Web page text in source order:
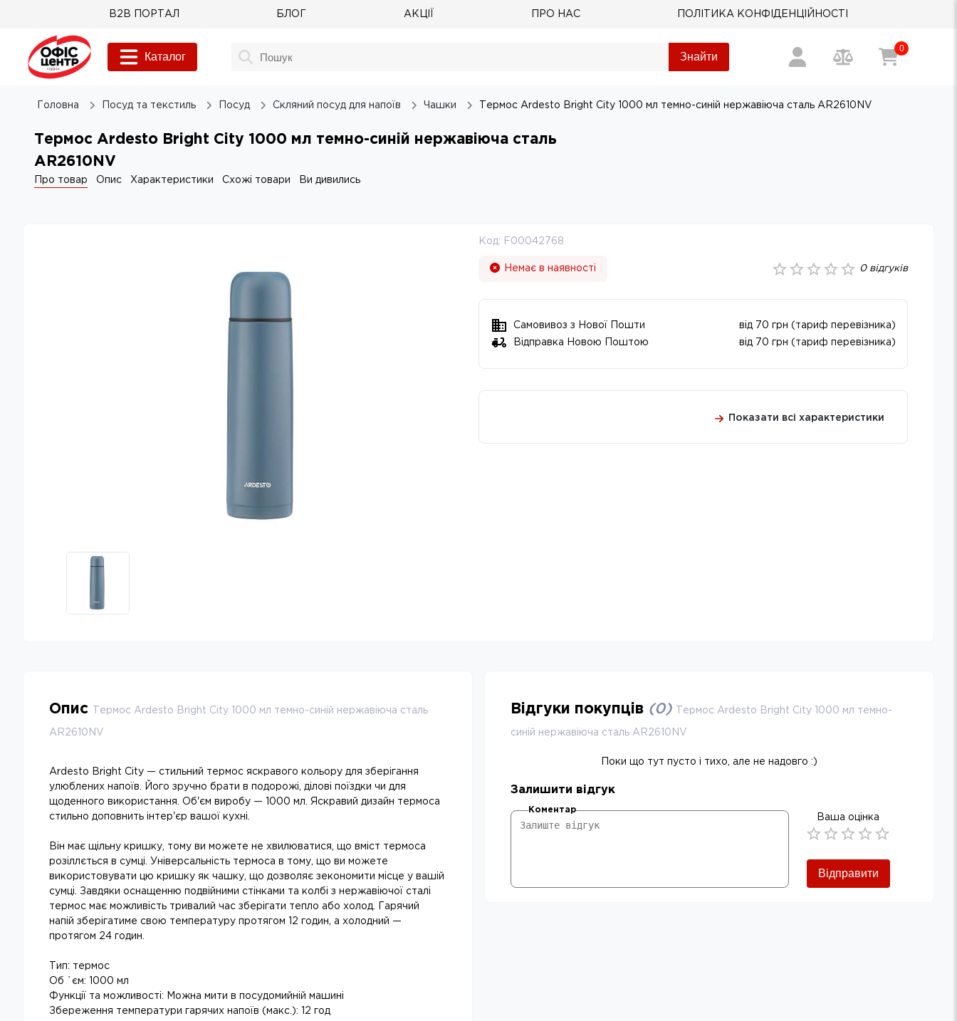
B2B ПОРТАЛ БЛОГ АКЦІЇ ПРО НАС ПОЛІТИКА КОНФІДЕНЦІЙНОСТІ
Каталог Знайти
0
Головна Посуд та текстиль Посуд Скляний посуд для напоїв Чашки Термос Ardesto Bright City 1000 мл темно-синій нержавіюча сталь AR2610NV
Термос Ardesto Bright City 1000 мл темно-синій нержавіюча сталь
AR2610NV
Про товар Опис Характеристики Схожі товари Ви дивились
Код: F00042768
Немає в наявності 0відгуків
Самовивоз з Нової Пошти
від 70 грн (тариф перевізника)
Відправка Новою Поштою
від 70 грн (тариф перевізника)
Показати всі характеристики
Опис Термос Ardesto Bright City 1000 мл темно-синій нержавіюча сталь
AR2610NV
Ardesto Bright City — стильний термос яскравого кольору для зберігання
улюблених напоїв. Його зручно брати в подорожі, ділові поїздки чи для
щоденного використання. Об'єм виробу — 1000 мл. Яскравий дизайн термоса
стильно доповнить інтер'єр вашої кухні.
Він має щільну кришку, тому ви можете не хвилюватися, що вміст термоса
розіллється в сумці. Універсальність термоса в тому, що ви можете
використовувати цю кришку як чашку, що дозволяє зекономити місце у вашій
сумці. Завдяки оснащенню подвійними стінками та колбі з нержавіючої сталі
термос має можливість тривалий час зберігати тепло або холод. Гарячий
напій зберігатиме свою температуру протягом 12 годин, а холодний —
протягом 24 годин.
Тип: термос
Об `єм: 1000 мл
Функції та можливості: Можна мити в посудомийній машині
Збереження температури гарячих напоїв (макс.): 12 год
Відгуки покупців (0) Термос Ardesto Bright City 1000 мл темно-
синій нержавіюча сталь AR2610NV
Поки що тут пусто і тихо, але не надовго :)
Залишити відгук
Коментар
Ваша оцінка
Відправити